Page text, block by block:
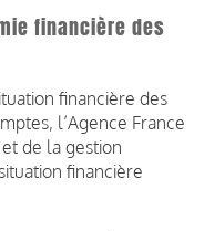
financière des
financière des
l’Agence France
de la gestion
financière